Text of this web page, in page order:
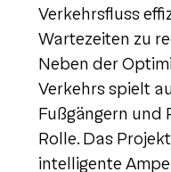
Verkehrsfluss
Wartezeiten zu
Neben der
Verkehrs spielt
Fußgängern und
Rolle. Das
intelligente